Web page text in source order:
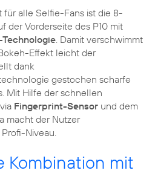
für alle Selfie-Fans ist die 8-
der Vorderseite des P10 mit
. Damit verschwimmt
Effekt leicht der
dank
gestochen scharfe
Mit Hilfe der schnellen
Fingerprint-Sensor und dem
macht der Nutzer
Niveau.
Kombination mit